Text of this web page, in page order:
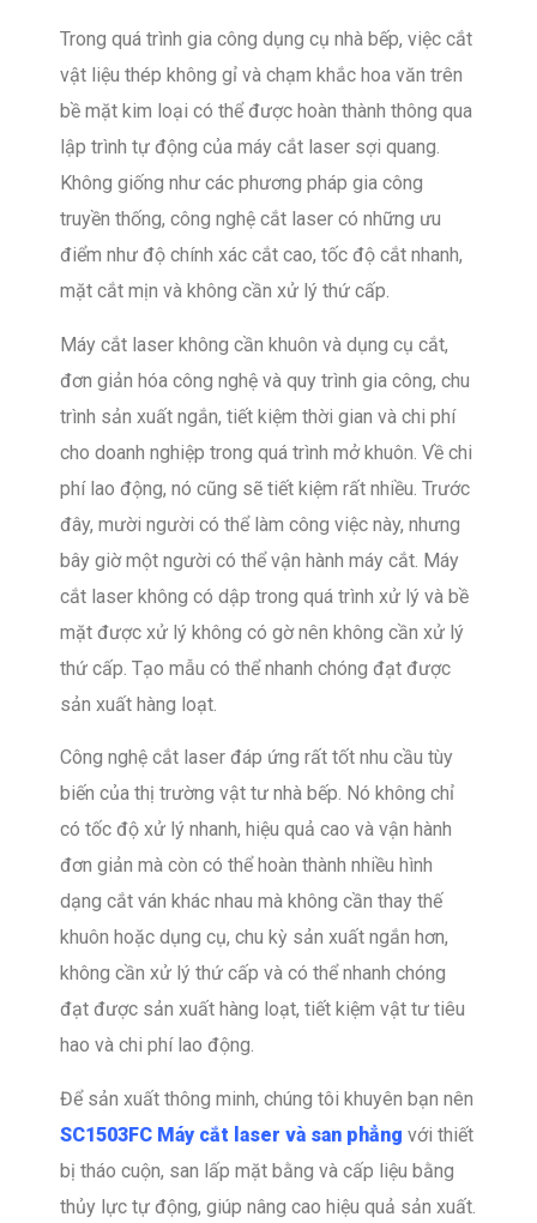
Trong quá trình gia công dụng cụ nhà bếp, việc cắt
vật liệu thép không gỉ và chạm khắc hoa văn trên
bề mặt kim loại có thể được hoàn thành thông qua
lập trình tự động của máy cắt laser sợi quang.
Không giống như các phương pháp gia công
truyền thống, công nghệ cắt laser có những ưu
điểm như độ chính xác cắt cao, tốc độ cắt nhanh,
mặt cắt mịn và không cần xử lý thứ cấp.
Máy cắt laser không cần khuôn và dụng cụ cắt,
đơn giản hóa công nghệ và quy trình gia công, chu
trình sản xuất ngắn, tiết kiệm thời gian và chi phí
cho doanh nghiệp trong quá trình mở khuôn. Về chi
phí lao động, nó cũng sẽ tiết kiệm rất nhiều. Trước
đây, mười người có thể làm công việc này, nhưng
bây giờ một người có thể vận hành máy cắt. Máy
cắt laser không có dập trong quá trình xử lý và bề
mặt được xử lý không có gờ nên không cần xử lý
thứ cấp. Tạo mẫu có thể nhanh chóng đạt được
sản xuất hàng loạt.
Công nghệ cắt laser đáp ứng rất tốt nhu cầu tùy
biến của thị trường vật tư nhà bếp. Nó không chỉ
có tốc độ xử lý nhanh, hiệu quả cao và vận hành
đơn giản mà còn có thể hoàn thành nhiều hình
dạng cắt ván khác nhau mà không cần thay thế
khuôn hoặc dụng cụ, chu kỳ sản xuất ngắn hơn,
không cần xử lý thứ cấp và có thể nhanh chóng
đạt được sản xuất hàng loạt, tiết kiệm vật tư tiêu
hao và chi phí lao động.
Để sản xuất thông minh, chúng tôi khuyên bạn nên
SC1503FC Máy cắt laser và san phẳng với thiết
bị tháo cuộn, san lấp mặt bằng và cấp liệu bằng
thủy lực tự động, giúp nâng cao hiệu quả sản xuất.